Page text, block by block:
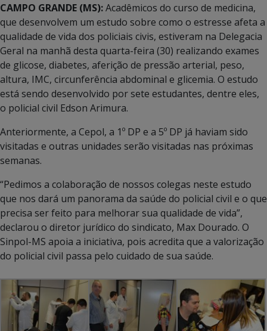
CAMPO GRANDE (MS):Acadêmicos do curso de medicina,
que desenvolvem um estudo sobre como o estresse afeta a
qualidade de vida dos policiais civis, estiveram na Delegacia
Geral na manhã desta quarta-feira (30) realizando exames
de glicose, diabetes, aferição de pressão arterial, peso,
altura, IMC, circunferência abdominal e glicemia. O estudo
está sendo desenvolvido por sete estudantes, dentre eles,
o policial civil Edson Arimura.
Anteriormente, a Cepol, a 1º DP e a 5º DP já haviam sido
visitadas e outras unidades serão visitadas nas próximas
semanas.
“Pedimos a colaboração de nossos colegas neste estudo
que nos dará um panorama da saúde do policial civil e o que
precisa ser feito para melhorar sua qualidade de vida”,
declarou o diretor jurídico do sindicato, Max Dourado. O
Sinpol-MS apoia a iniciativa, pois acredita que a valorização
do policial civil passa pelo cuidado de sua saúde.